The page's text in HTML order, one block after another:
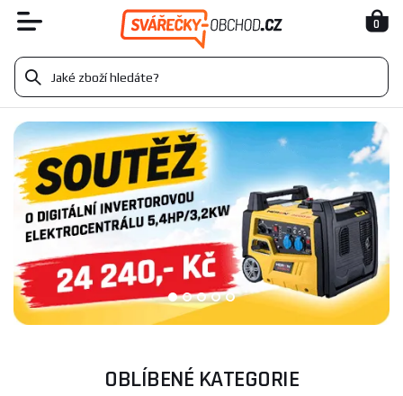
0
OBLÍBENÉ KATEGORIE